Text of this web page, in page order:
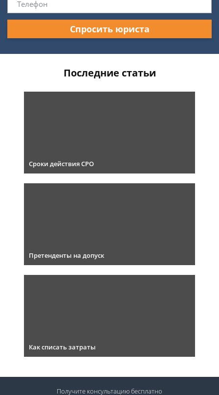
Спросить юриста
Последние статьи
Сроки действия СРО
Претенденты на допуск
Как списать затраты
Получите консультациюбесплатно